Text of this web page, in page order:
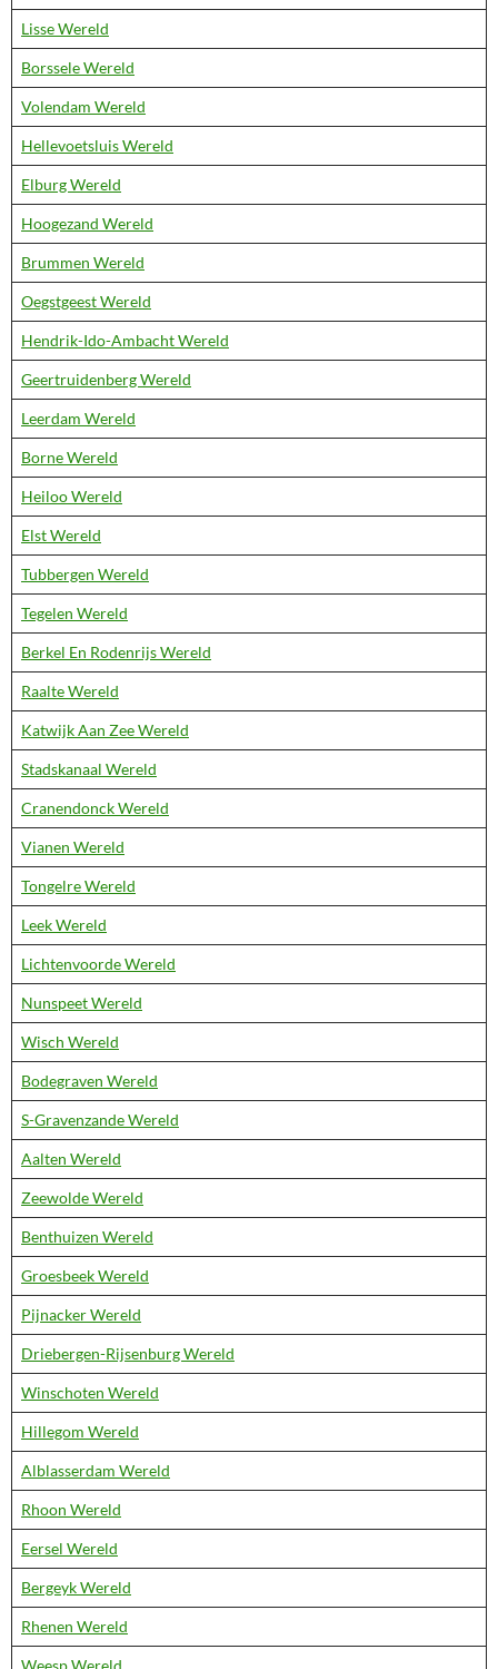
Lisse Wereld
Borssele Wereld
Volendam Wereld
Hellevoetsluis Wereld
Elburg Wereld
Hoogezand Wereld
Brummen Wereld
Oegstgeest Wereld
Hendrik-Ido-Ambacht Wereld
Geertruidenberg Wereld
Leerdam Wereld
Borne Wereld
Heiloo Wereld
Elst Wereld
Tubbergen Wereld
Tegelen Wereld
Berkel En Rodenrijs Wereld
Raalte Wereld
Katwijk Aan Zee Wereld
Stadskanaal Wereld
Cranendonck Wereld
Vianen Wereld
Tongelre Wereld
Leek Wereld
Lichtenvoorde Wereld
Nunspeet Wereld
Wisch Wereld
Bodegraven Wereld
S-Gravenzande Wereld
Aalten Wereld
Zeewolde Wereld
Benthuizen Wereld
Groesbeek Wereld
Pijnacker Wereld
Driebergen-Rijsenburg Wereld
Winschoten Wereld
Hillegom Wereld
Alblasserdam Wereld
Rhoon Wereld
Eersel Wereld
Bergeyk Wereld
Rhenen Wereld
Weesp Wereld